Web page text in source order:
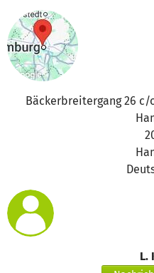
Bäckerbreitergang 26 c/
L.